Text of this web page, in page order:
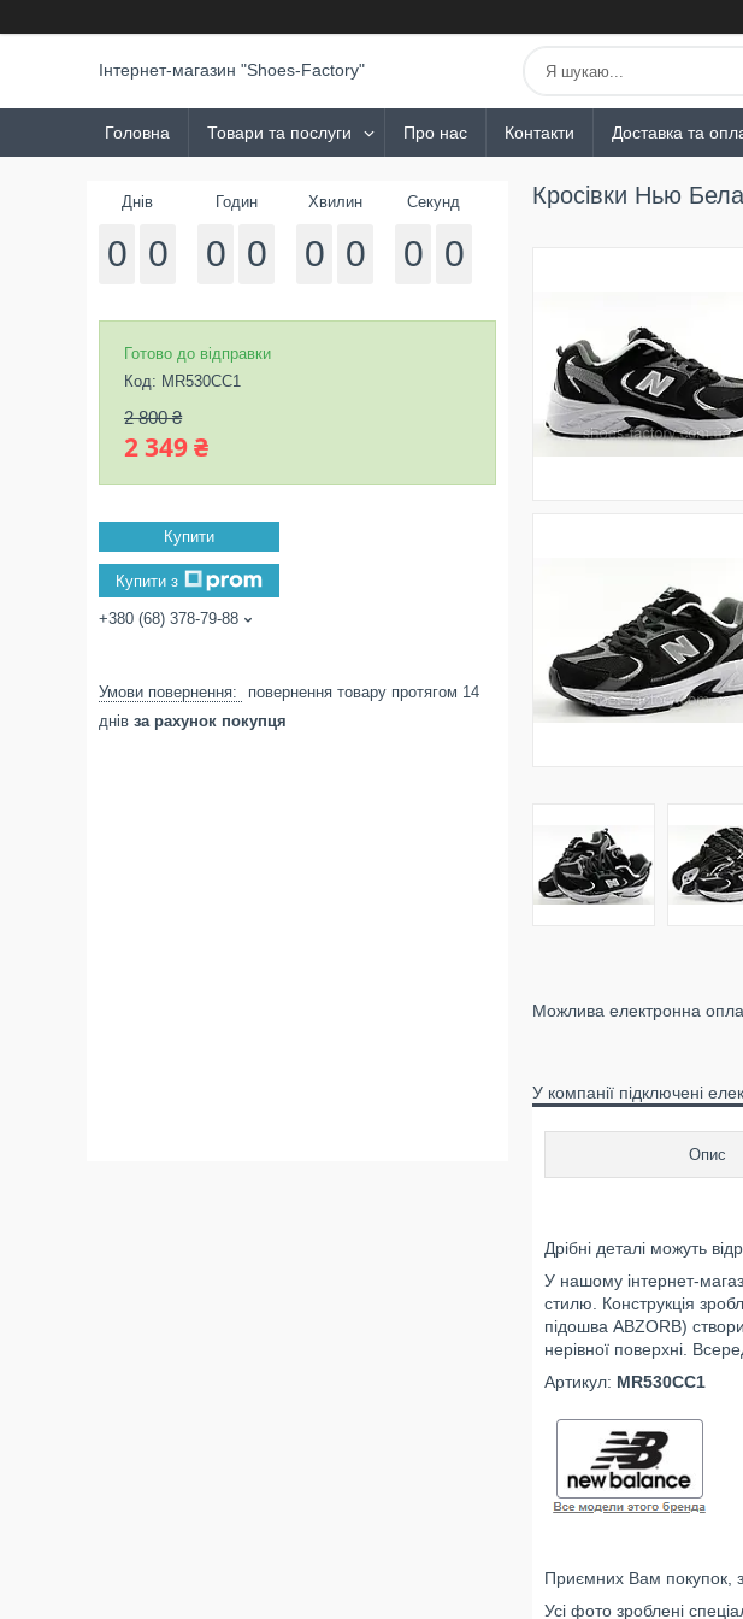
Інтернет-магазин "Shoes-Factory"
Головна Товари та послуги Про нас Контакти Доставка та
Кросівки Нью
У компанії підключені
Опис
Дрібні деталі можуть
У нашому інтернет-
стилю. Конструкція
підошва ABZORB)
нерівної поверхні.
Артикул: MR530CC1
Приємних Вам покупок, з
Усі фото зроблені
Днів
0 0
Годин
0 0
Хвилин
0 0
Секунд
0 0
Готово до відправки
Код: MR530CC1
2 800 ₴
2 349 ₴
Купити
Купити з
+380 (68) 378-79-88
повернення товару протягом 14
днів за рахунок покупця